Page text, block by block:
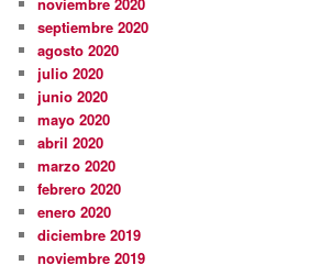
septiembre 2020
agosto 2020
julio 2020
junio 2020
mayo 2020
abril 2020
marzo 2020
febrero 2020
enero 2020
diciembre 2019
noviembre 2019